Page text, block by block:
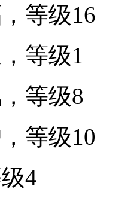
等级16
等级1
等级8
等级10
4